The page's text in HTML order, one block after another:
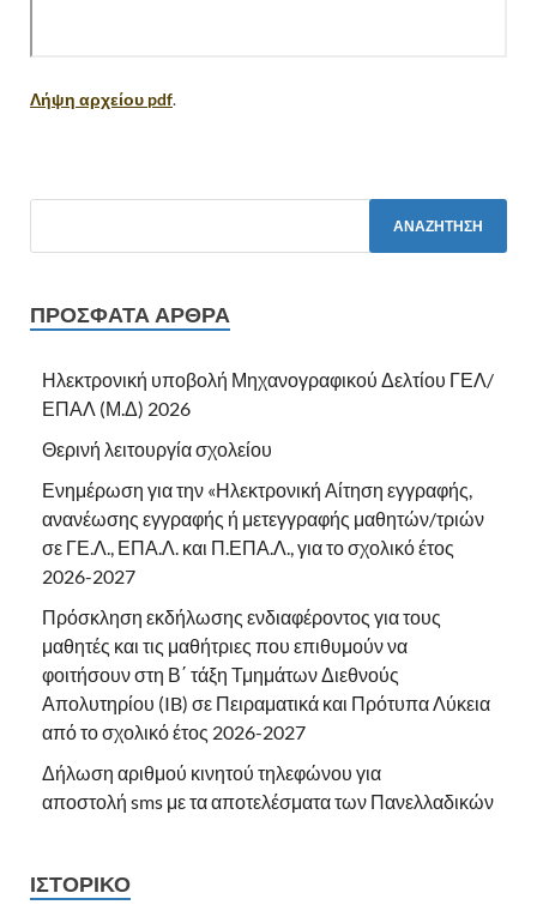
Λήψη αρχείου pdf.
ΠΡΌΣΦΑΤΑ ΆΡΘΡΑ
Ηλεκτρονική υποβολή Μηχανογραφικού Δελτίου ΓΕΛ/
ΕΠΑΛ (Μ.Δ) 2026
Θερινή λειτουργία σχολείου
Ενημέρωση για την «Ηλεκτρονική Αίτηση εγγραφής,
ανανέωσης εγγραφής ή μετεγγραφής μαθητών/τριών
σε ΓΕ.Λ., ΕΠΑ.Λ. και Π.ΕΠΑ.Λ., για το σχολικό έτος
2026-2027
Πρόσκληση εκδήλωσης ενδιαφέροντος για τους
μαθητές και τις μαθήτριες που επιθυμούν να
φοιτήσουν στη Β΄ τάξη Τμημάτων Διεθνούς
Απολυτηρίου (IB) σε Πειραματικά και Πρότυπα Λύκεια
από το σχολικό έτος 2026-2027
Δήλωση αριθμού κινητού τηλεφώνου για
αποστολή sms με τα αποτελέσματα των Πανελλαδικών
ΙΣΤΟΡΙΚΌ